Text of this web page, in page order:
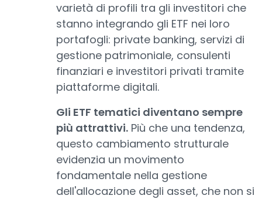
varietà di profili tra gli investitori che
stanno integrando gli ETF nei loro
portafogli: private banking, servizi di
gestione patrimoniale, consulenti
finanziari e investitori privati tramite
piattaforme digitali.
Gli ETF tematici diventano sempre
più attrattivi. Più che una tendenza,
questo cambiamento strutturale
evidenzia un movimento
fondamentale nella gestione
dell'allocazione degli asset, che non si